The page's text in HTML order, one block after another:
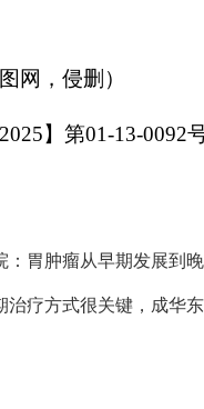
网，侵删）
2025】第01-13-0092
：胃肿瘤从早期发展到
治疗方式很关键，成华